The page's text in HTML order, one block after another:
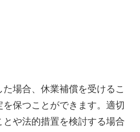
場合、休業補償を受けるこ
を保つことができます。適切
とや法的措置を検討する場合